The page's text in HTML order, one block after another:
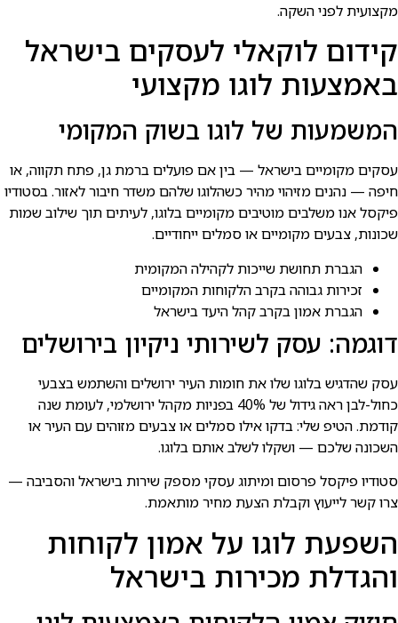
מקצועית לפני השקה.
קידום לוקאלי לעסקים בישראל
באמצעות לוגו מקצועי
המשמעות של לוגו בשוק המקומי
עסקים מקומיים בישראל — בין אם פועלים ברמת גן, פתח תקווה, או
חיפה — נהנים מזיהוי מהיר כשהלוגו שלהם משדר חיבור לאזור. בסטודיו
פיקסל אנו משלבים מוטיבים מקומיים בלוגו, לעיתים תוך שילוב שמות
שכונות, צבעים מקומיים או סמלים ייחודיים.
הגברת תחושת שייכות לקהילה המקומית
זכירות גבוהה בקרב הלקוחות המקומיים
הגברת אמון בקרב קהל היעד בישראל
דוגמה: עסק לשירותי ניקיון בירושלים
עסק שהדגיש בלוגו שלו את חומות העיר ירושלים והשתמש בצבעי
כחול-לבן ראה גידול של 40% בפניות מקהל ירושלמי, לעומת שנה
קודמת. הטיפ שלי: בדקו אילו סמלים או צבעים מזוהים עם העיר או
השכונה שלכם — ושקלו לשלב אותם בלוגו.
סטודיו פיקסל פרסום ומיתוג עסקי מספק שירות בישראל והסביבה —
צרו קשר לייעוץ וקבלת הצעת מחיר מותאמת.
השפעת לוגו על אמון לקוחות
והגדלת מכירות בישראל